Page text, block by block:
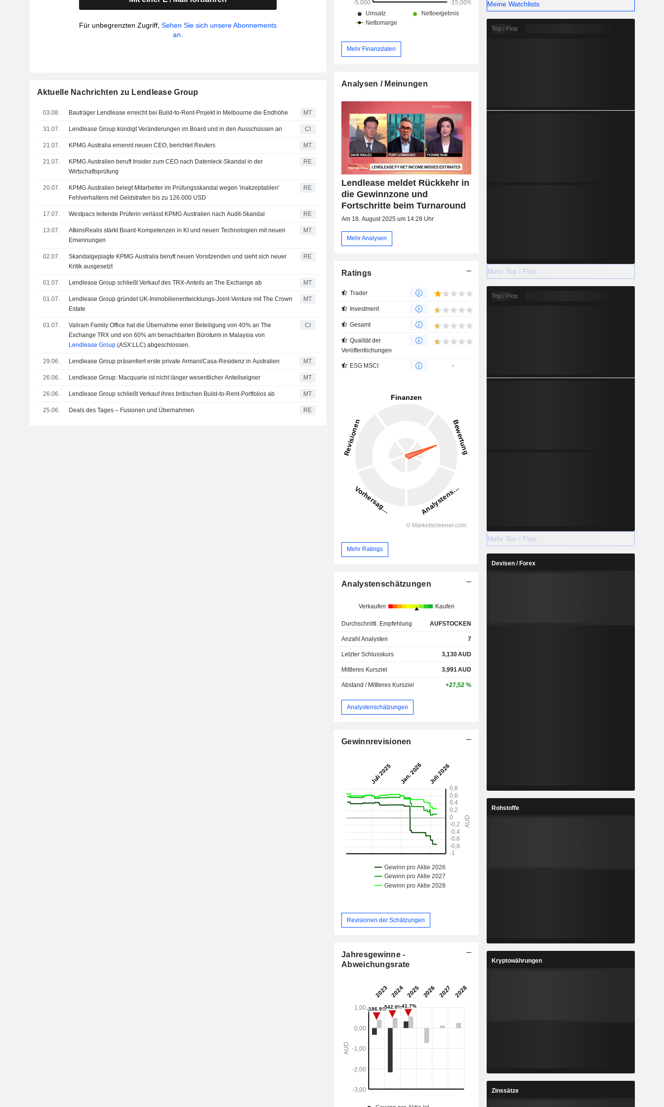
Für unbegrenzten Zugriff,Sehen Sie sich unsere Abonnements
an.
Aktuelle Nachrichten zu Lendlease Group
03.08. Bauträger Lendlease erreicht bei Build-to-Rent-Projekt in Melbourne die Endhöhe MT
31.07. Lendlease Group kündigt Veränderungen im Board und in den Ausschüssen an CI
21.07. KPMG Australia ernennt neuen CEO, berichtet Reuters MT
21.07.
KPMG Australien beruft Insider zum CEO nach Datenleck-Skandal in der
Wirtschaftsprüfung
RE
20.07.
KPMG Australien belegt Mitarbeiter im Prüfungsskandal wegen 'inakzeptablen'
Fehlverhaltens mit Geldstrafen bis zu 126.000 USD
RE
17.07. Westpacs leitende Prüferin verlässt KPMG Australien nach Audit-Skandal RE
13.07.
AtkinsRealis stärkt Board-Kompetenzen in KI und neuen Technologien mit neuen
Ernennungen
MT
02.07.
Skandalgeplagte KPMG Australia beruft neuen Vorsitzenden und sieht sich neuer
Kritik ausgesetzt
RE
01.07. Lendlease Group schließt Verkauf des TRX-Anteils an The Exchange ab MT
01.07.
Lendlease Group gründet UK-Immobilienentwicklungs-Joint-Venture mit The Crown
Estate
MT
01.07.
Valiram Family Office hat die Übernahme einer Beteiligung von 40% an The
Exchange TRX und von 60% am benachbarten Büroturm in Malaysia von
Lendlease Group (ASX:LLC) abgeschlossen.
CI
29.06. Lendlease Group präsentiert erste private Armani/Casa-Residenz in Australien MT
26.06. Lendlease Group: Macquarie ist nicht länger wesentlicher Anteilseigner MT
26.06. Lendlease Group schließt Verkauf ihres britischen Build-to-Rent-Portfolios ab MT
25.06. Deals des Tages – Fusionen und Übernahmen RE
Mehr Finanzdaten
Analysen / Meinungen
Lendlease meldet Rückkehr in
die Gewinnzone und
Fortschritte beim Turnaround
Am 18. August 2025 um 14:28 Uhr
Mehr Analysen
Ratings
Trader
Investment
Gesamt
Qualität der
Veröffentlichungen
ESG MSCI -
Mehr Ratings
Analystenschätzungen
Verkaufen Kaufen
Durchschnittl. Empfehlung AUFSTOCKEN
Anzahl Analysten 7
Letzter Schlusskurs 3,130AUD
Mittleres Kursziel 3,991AUD
Abstand / Mittleres Kursziel +27,52 %
Analystenschätzungen
Gewinnrevisionen
Revisionen der Schätzungen
Jahresgewinne -
Abweichungsrate
Meine Watchlists
Top / Flop
Mehr Top / Flop
Top / Flop
Mehr Top / Flop
Devisen / Forex
Rohstoffe
Kryptowährungen
Zinssätze